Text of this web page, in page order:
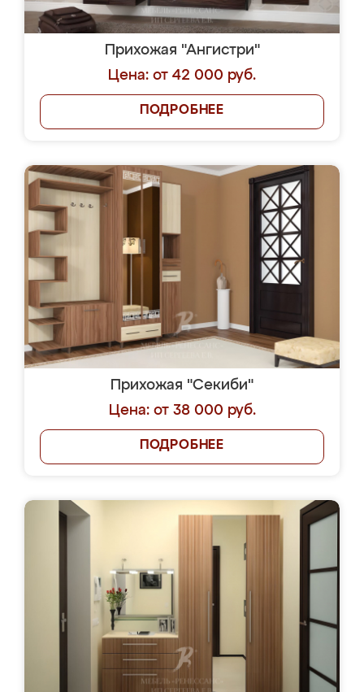
Прихожая "Ангистри"
Цена: от 42 000 руб.
ПОДРОБНЕЕ
Прихожая "Секиби"
Цена: от 38 000 руб.
ПОДРОБНЕЕ